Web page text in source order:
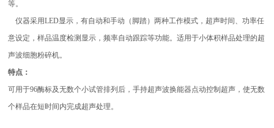
等。
仪器采用LED显示，有自动和手动（脚踏）两种工作模式，超声时间、功率任
意设定，样品温度检测显示，频率自动跟踪等功能。适用于小体积样品处理的超
声波细胞粉碎机。
特点：
可用于96酶标及无数个小试管排列后，手持超声波换能器点动控制超声，使无数
个样品在短时间内完成超声处理。